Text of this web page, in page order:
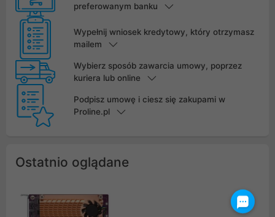
preferowanym banku
Wypełnij wniosek kredytowy, który otrzymasz
mailem
Wybierz sposób zawarcia umowy, poprzez
kuriera lub online
Podpisz umowę i ciesz się zakupami w
Proline.pl
Ostatnio oglądane